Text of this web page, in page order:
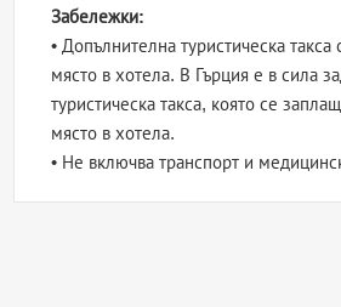
Забележки:
• Допълнителна туристическа
място в хотела. В Гърция е в сила
туристическа такса, която се
място в хотела.
• Не включва транспорт и